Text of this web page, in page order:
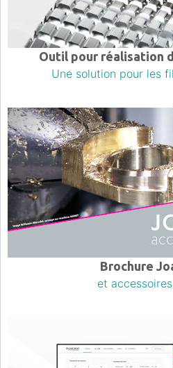
Outil pour réalisation
Une solution pour les
Brochure
et